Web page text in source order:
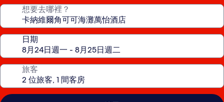
想要去哪裡？
日期
旅客